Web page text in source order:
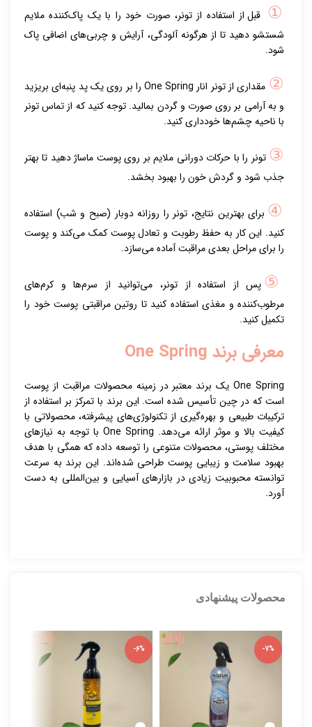
① قبل از استفاده از تونر، صورت خود را با یک پاک‌کننده ملایم
شستشو دهید تا از هرگونه آلودگی، آرایش و چربی‌های اضافی پاک
شود.
②
مقداری از تونر انار One Spring را بر روی یک پد پنبه‌ای بریزید
و به آرامی بر روی صورت و گردن بمالید. توجه کنید که از تماس تونر
با ناحیه چشم‌ها خودداری کنید.
③ تونر را با حرکات دورانی ملایم بر روی پوست ماساژ دهید تا بهتر
جذب شود و گردش خون را بهبود بخشد.
④ برای بهترین نتایج، تونر را روزانه دوبار (صبح و شب) استفاده
کنید. این کار به حفظ رطوبت و تعادل پوست کمک می‌کند و پوست
را برای مراحل بعدی مراقبت آماده می‌سازد.
⑤ پس از استفاده از تونر، می‌توانید از سرم‌ها و کرم‌های
مرطوب‌کننده و مغذی استفاده کنید تا روتین مراقبتی پوست خود را
تکمیل کنید.
معرفی برند One Spring
One Spring یک برند معتبر در زمینه محصولات مراقبت از پوست
است که در چین تأسیس شده است. این برند با تمرکز بر استفاده از
ترکیبات طبیعی و بهره‌گیری از تکنولوژی‌های پیشرفته، محصولاتی با
کیفیت بالا و موثر ارائه می‌دهد. One Spring با توجه به نیازهای
مختلف پوستی، محصولات متنوعی را توسعه داده که همگی با هدف
بهبود سلامت و زیبایی پوست طراحی شده‌اند. این برند به سرعت
توانسته محبوبیت زیادی در بازارهای آسیایی و بین‌المللی به دست
آورد.
محصولات پیشنهادی
-7%
-6%